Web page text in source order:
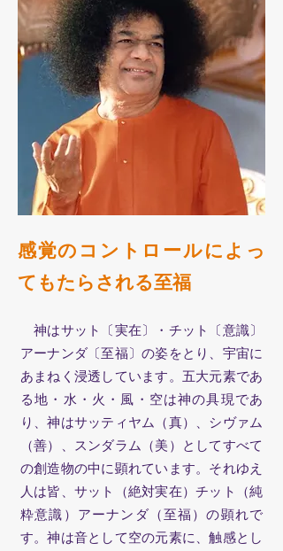
感覚のコントロールによっ
てもたらされる至福
神はサット〔実在〕・チット〔意識〕
アーナンダ〔至福〕の姿をとり、宇宙に
あまねく浸透しています。五大元素であ
る地・水・火・風・空は神の具現であ
り、神はサッティヤム（真）、シヴァム
（善）、スンダラム（美）としてすべて
の創造物の中に顕れています。それゆえ
人は皆、サット（絶対実在）チット（純
粋意識）アーナンダ（至福）の顕れで
す。神は音として空の元素に、触感とし